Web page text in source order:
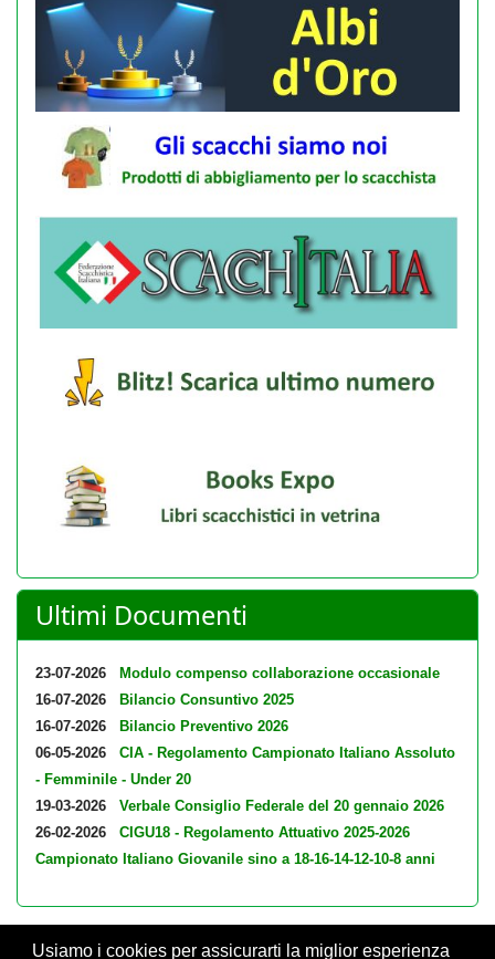
Usiamo i cookies per assicurarti la miglior esperienza
Ultimi Documenti
23-07-2026
Modulo compenso collaborazione occasionale
16-07-2026
Bilancio Consuntivo 2025
16-07-2026
Bilancio Preventivo 2026
06-05-2026
CIA - Regolamento Campionato Italiano Assoluto
- Femminile - Under 20
19-03-2026
Verbale Consiglio Federale del 20 gennaio 2026
26-02-2026
CIGU18 - Regolamento Attuativo 2025-2026
Campionato Italiano Giovanile sino a 18-16-14-12-10-8 anni